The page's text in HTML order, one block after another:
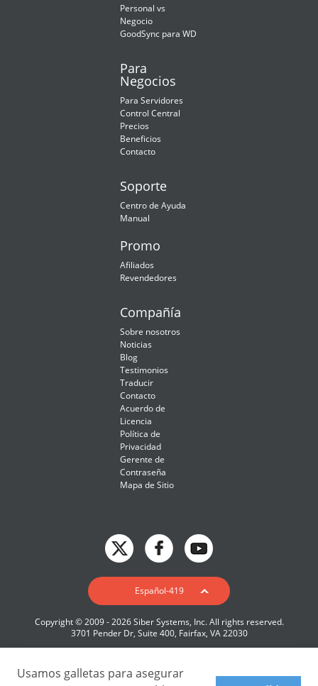
Personal vs
Negocio
GoodSync para WD
Para
Negocios
Para Servidores
Control Central
Precios
Beneficios
Contacto
Soporte
Centro de Ayuda
Manual
Promo
Afiliados
Revendedores
Compañía
Sobre nosotros
Noticias
Blog
Testimonios
Traducir
Contacto
Acuerdo de
Licencia
Política de
Privacidad
Gerente de
Contraseña
Mapa de Sitio
Español-419
English
Deutsch
Español-419
Français
Italiano
Copyright © 2009 - 2026 Siber Systems, Inc. All rights reserved.
3701 Pender Dr, Suite 400, Fairfax, VA 22030
Usamos galletas para asegurar